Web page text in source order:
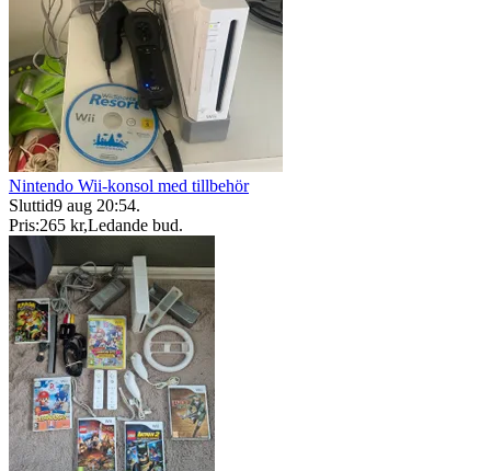
Nintendo Wii-konsol med tillbehör
Sluttid9 aug 20:54.
Pris:265 kr,Ledande bud.